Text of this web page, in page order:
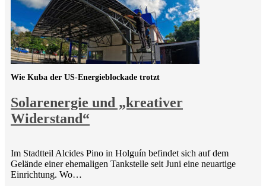
Solarenergie und „kreativer
Widerstand“
Wie Kuba der US-Energieblockade trotzt
Im Stadtteil Alcides Pino in Holguín befindet sich auf dem
Gelände einer ehemaligen Tankstelle seit Juni eine neuartige
Einrichtung. Wo…